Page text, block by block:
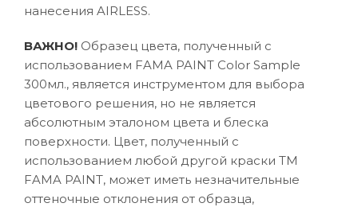
нанесения AIRLESS.
ВАЖНО! Образец цвета, полученный с
использованием FAMA PAINT Color Sample
300мл., является инструментом для выбора
цветового решения, но не является
абсолютным эталоном цвета и блеска
поверхности. Цвет, полученный с
использованием любой другой краски ТМ
FAMA PAINT, может иметь незначительные
оттеночные отклонения от образца,